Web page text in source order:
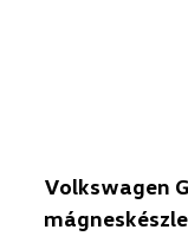
Volkswagen